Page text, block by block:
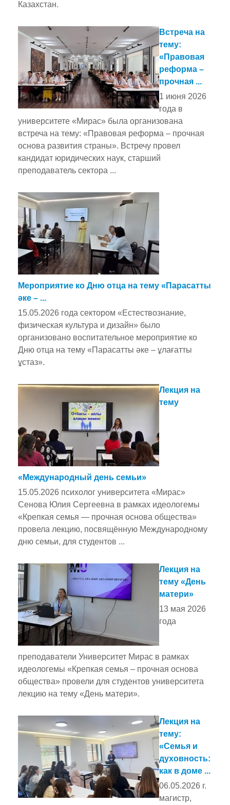
Казахстан.
Встреча на
тему:
«Правовая
реформа –
прочная ...
1 июня 2026
года в
университете «Мирас» была организована
встреча на тему: «Правовая реформа – прочная
основа развития страны». Встречу провел
кандидат юридических наук, старший
преподаватель сектора ...
Мероприятие ко Дню отца на тему «Парасатты
әке – ...
15.05.2026 года сектором «Естествознание,
физическая культура и дизайн» было
организовано воспитательное мероприятие ко
Дню отца на тему «Парасатты әке – ұлағатты
ұстаз».
Лекция на
тему
«Международный день семьи»
15.05.2026 психолог университета «Мирас»
Сенова Юлия Сергеевна в рамках идеологемы
«Крепкая семья — прочная основа общества»
провела лекцию, посвящённую Международному
дню семьи, для студентов ...
Лекция на
тему «День
матери»
13 мая 2026
года
преподаватели Университет Мирас в рамках
идеологемы «Крепкая семья – прочная основа
общества» провели для студентов университета
лекцию на тему «День матери».
Лекция на
тему:
«Семья и
духовность:
как в доме ...
06.05.2026 г.
магистр,